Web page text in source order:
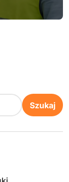
Szukaj